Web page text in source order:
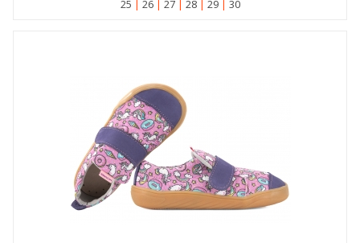
25
26 27 28 29 30